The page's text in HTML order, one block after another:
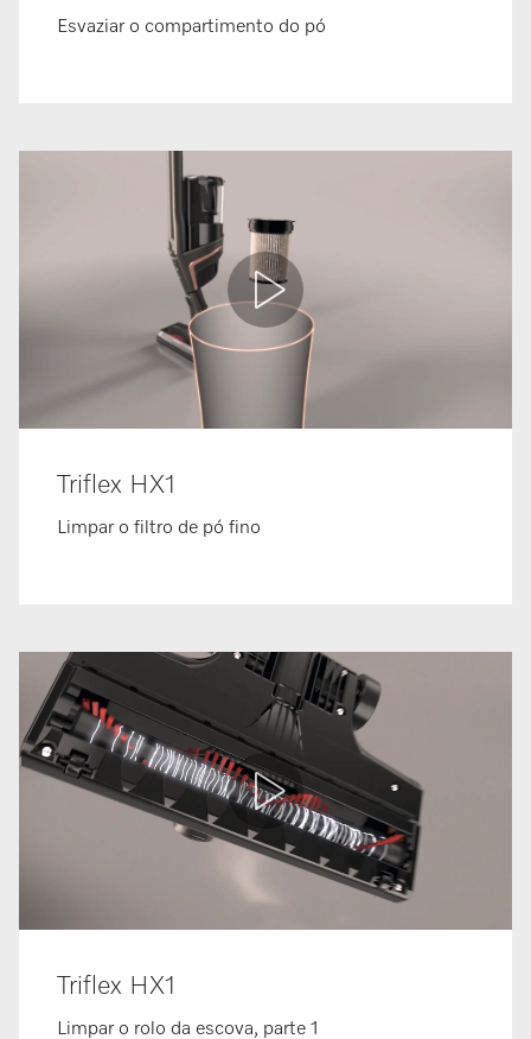
Esvaziar o compartimento do pó
Triflex HX1
Limpar o filtro de pó fino
Triflex HX1
Limpar o rolo da escova, parte 1